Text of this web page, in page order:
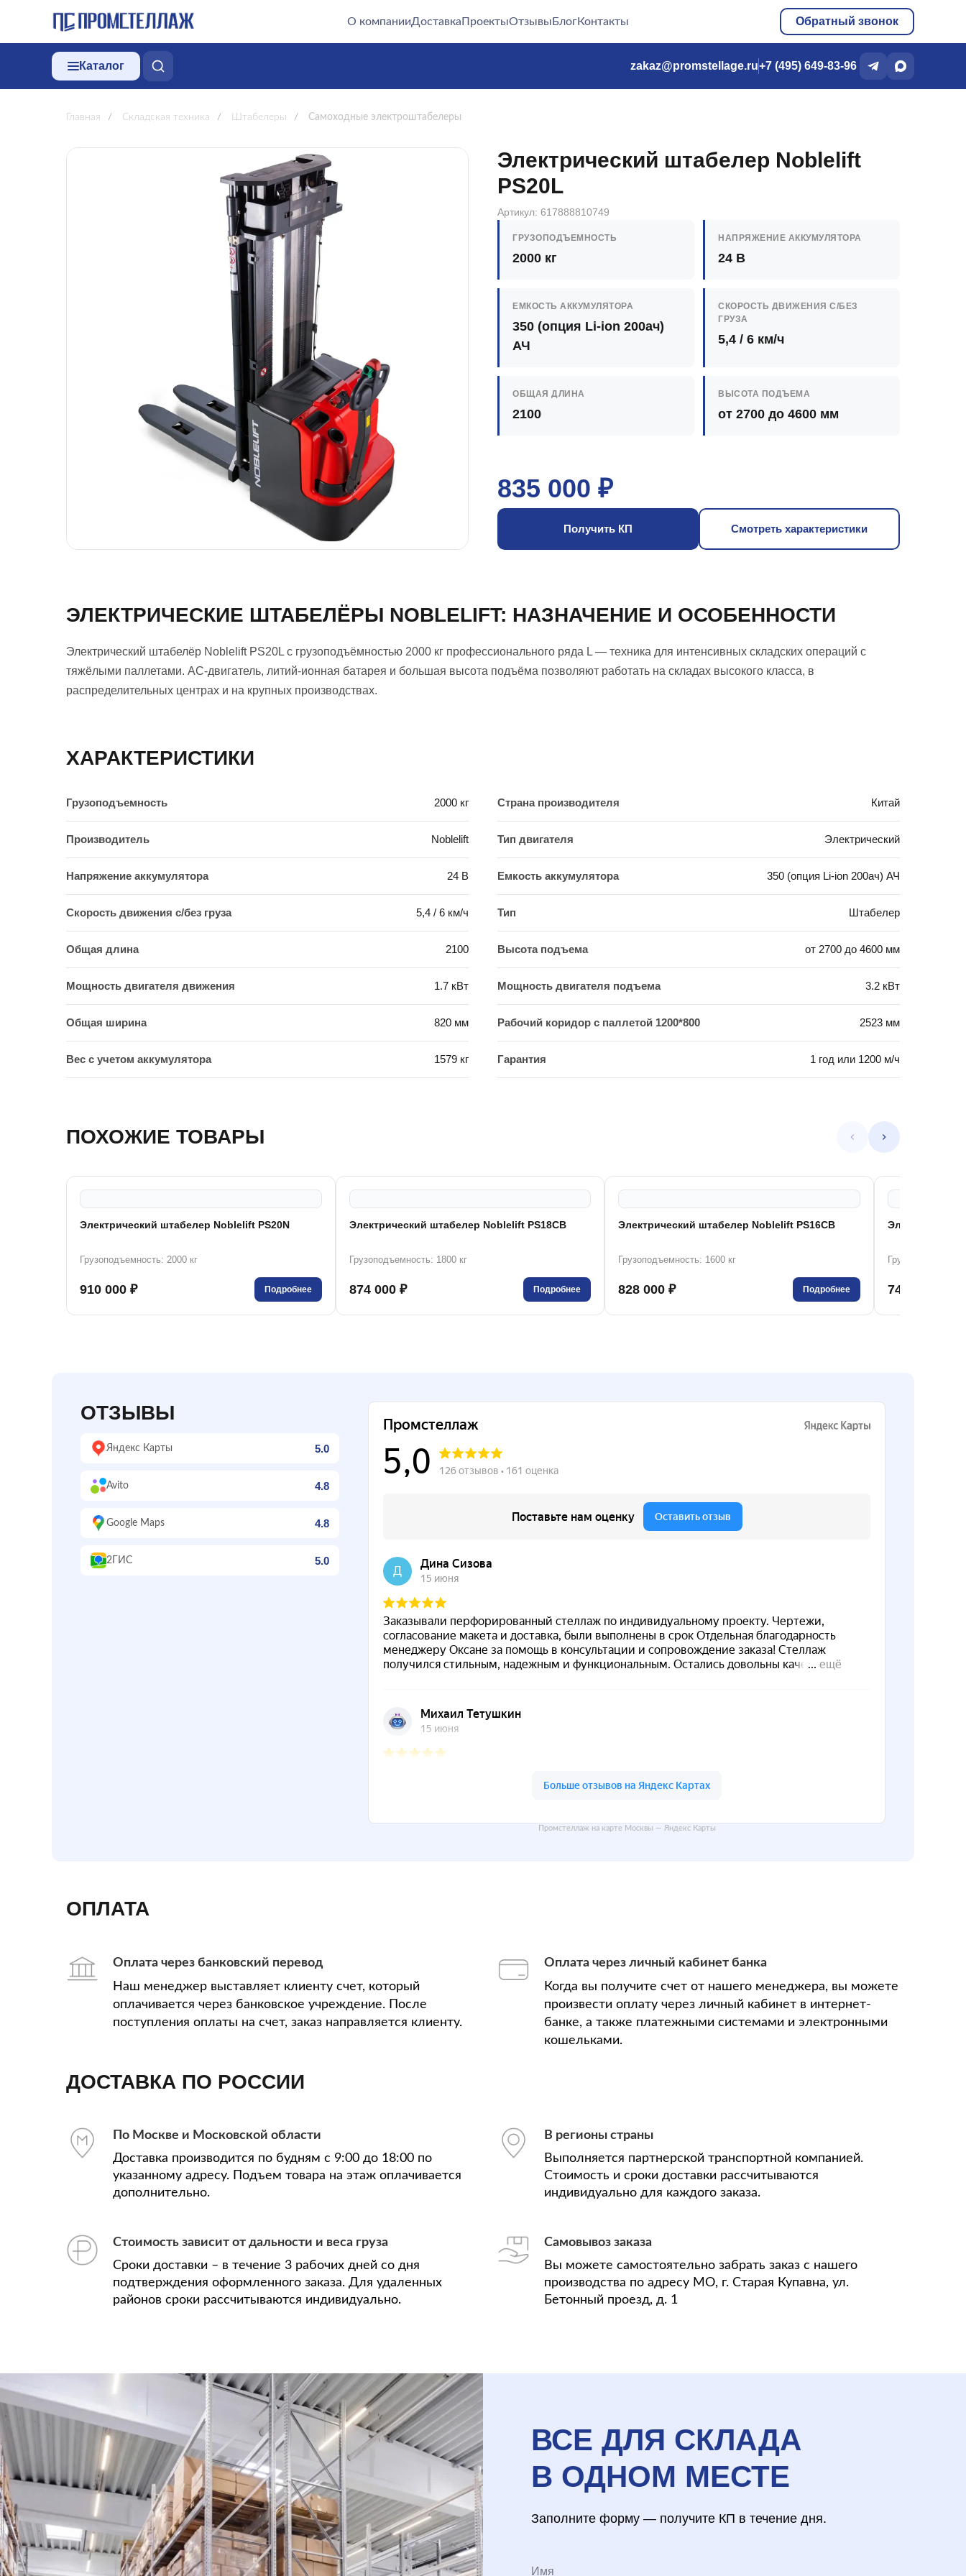
О компанииДоставкаПроектыОтзывыБлогКонтакты Обратный звонок
Каталог zakaz@promstellage.ru+7 (495) 649-83-96
Главная / Складская техника / Штабелеры / Самоходные электроштабелеры
Электрический штабелер Noblelift
PS20L
Артикул: 617888810749
ГРУЗОПОДЪЕМНОСТЬ
2000 кг
НАПРЯЖЕНИЕ АККУМУЛЯТОРА
24 В
ЕМКОСТЬ АККУМУЛЯТОРА
350 (опция Li-ion 200ач)
АЧ
СКОРОСТЬ ДВИЖЕНИЯ C/БЕЗ
ГРУЗА
5,4 / 6 км/ч
ОБЩАЯ ДЛИНА
2100
ВЫСОТА ПОДЪЕМА
от 2700 до 4600 мм
835 000 ₽
Получить КП Смотреть характеристики
ЭЛЕКТРИЧЕСКИЕ ШТАБЕЛЁРЫ NOBLELIFT: НАЗНАЧЕНИЕ И ОСОБЕННОСТИ
Электрический штабелёр Noblelift PS20L с грузоподъёмностью 2000 кг профессионального ряда L — техника для интенсивных складских операций с
тяжёлыми паллетами. AC-двигатель, литий-ионная батарея и большая высота подъёма позволяют работать на складах высокого класса, в
распределительных центрах и на крупных производствах.
ХАРАКТЕРИСТИКИ
Грузоподъемность 2000 кг Страна производителя Китай
Производитель Noblelift Тип двигателя Электрический
Напряжение аккумулятора 24 В Емкость аккумулятора 350 (опция Li-ion 200ач) АЧ
Скорость движения c/без груза 5,4 / 6 км/ч Тип Штабелер
Общая длина 2100 Высота подъема от 2700 до 4600 мм
Мощность двигателя движения 1.7 кВт Мощность двигателя подъема 3.2 кВт
Общая ширина 820 мм Рабочий коридор с паллетой 1200*800 2523 мм
Вес с учетом аккумулятора 1579 кг Гарантия 1 год или 1200 м/ч
ПОХОЖИЕ ТОВАРЫ
Электрический штабелер Noblelift PS20N
Грузоподъемность: 2000 кг
910 000 ₽ Подробнее
Электрический штабелер Noblelift PS18CB
Грузоподъемность: 1800 кг
874 000 ₽ Подробнее
Электрический штабелер Noblelift PS16CB
Грузоподъемность: 1600 кг
828 000 ₽ Подробнее 746 000 ₽
ОТЗЫВЫ
Яндекс Карты 5.0
Avito 4.8
Google Maps 4.8
2ГИС 5.0
Промстеллаж на карте Москвы — Яндекс Карты
ОПЛАТА
Оплата через банковский перевод
Наш менеджер выставляет клиенту счет, который
оплачивается через банковское учреждение. После
поступления оплаты на счет, заказ направляется клиенту.
Оплата через личный кабинет банка
Когда вы получите счет от нашего менеджера, вы можете
произвести оплату через личный кабинет в интернет-
банке, а также платежными системами и электронными
кошельками.
ДОСТАВКА ПО РОССИИ
По Москве и Московской области
Доставка производится по будням с 9:00 до 18:00 по
указанному адресу. Подъем товара на этаж оплачивается
дополнительно.
В регионы страны
Выполняется партнерской транспортной компанией.
Стоимость и сроки доставки рассчитываются
индивидуально для каждого заказа.
Стоимость зависит от дальности и веса груза
Сроки доставки – в течение 3 рабочих дней со дня
подтверждения оформленного заказа. Для удаленных
районов сроки рассчитываются индивидуально.
Самовывоз заказа
Вы можете самостоятельно забрать заказ с нашего
производства по адресу МО, г. Старая Купавна, ул.
Бетонный проезд, д. 1
ВСЕ ДЛЯ СКЛАДА
В ОДНОМ МЕСТЕ
Заполните форму — получите КП в течение дня.